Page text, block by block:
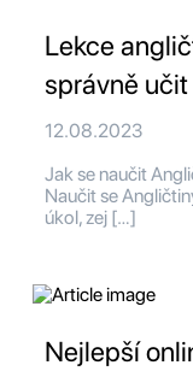
Lekce
správně
12.08.2023
Jak se naučit
Naučit se
úkol, zej […]
Nejlepší